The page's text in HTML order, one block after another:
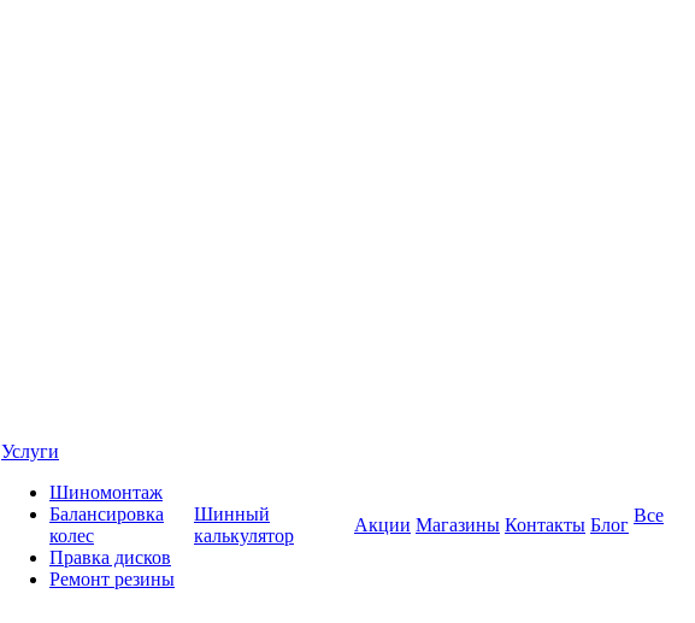
Услуги
Шиномонтаж
Балансировка
колес
Правка дисков
Ремонт резины
Шинный
калькулятор
Акции Магазины Контакты Блог Все